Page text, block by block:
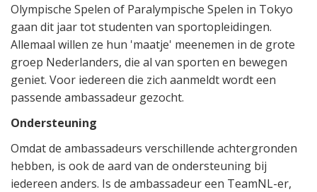
Olympische Spelen of Paralympische Spelen in Tokyo
gaan dit jaar tot studenten van sportopleidingen.
Allemaal willen ze hun 'maatje' meenemen in de grote
groep Nederlanders, die al van sporten en bewegen
geniet. Voor iedereen die zich aanmeldt wordt een
passende ambassadeur gezocht.
Ondersteuning
Omdat de ambassadeurs verschillende achtergronden
hebben, is ook de aard van de ondersteuning bij
iedereen anders. Is de ambassadeur een TeamNL-er,